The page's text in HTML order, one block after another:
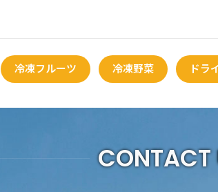
冷凍フルーツ 冷凍野菜 ドラ
CONTACT